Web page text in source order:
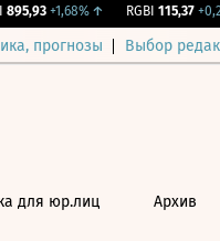
+1,68%↑ RGBI 115,37
прогнозы Выбор
для юр.лиц Архив